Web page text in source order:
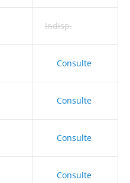
Indisp.
Consulte
Consulte
Consulte
Consulte